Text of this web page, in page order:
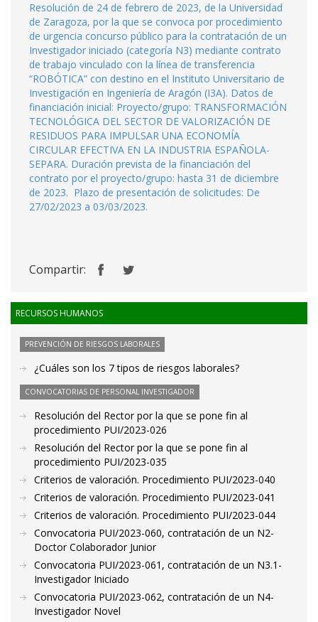
Resolución de 24 de febrero de 2023, de la Universidad
de Zaragoza, por la que se convoca por procedimiento
de urgencia concurso público para la contratación de un
Investigador iniciado (categoría N3) mediante contrato
de trabajo vinculado con la línea de transferencia
“ROBÓTICA” con destino en el Instituto Universitario de
Investigación en Ingeniería de Aragón (I3A). Datos de
financiación inicial: Proyecto/grupo: TRANSFORMACIÓN
TECNOLÓGICA DEL SECTOR DE VALORIZACIÓN DE
RESIDUOS PARA IMPULSAR UNA ECONOMÍA
CIRCULAR EFECTIVA EN LA INDUSTRIA ESPAÑOLA-
SEPARA. Duración prevista de la financiación del
contrato por el proyecto/grupo: hasta 31 de diciembre
de 2023. Plazo de presentación de solicitudes: De
27/02/2023 a 03/03/2023.
Compartir:
RECURSOS HUMANOS
PREVENCIÓN DE RIESGOS LABORALES
¿Cuáles son los 7 tipos de riesgos laborales?
CONVOCATORIAS DE PERSONAL INVESTIGADOR
Resolución del Rector por la que se pone fin al
procedimiento PUI/2023-026
Resolución del Rector por la que se pone fin al
procedimiento PUI/2023-035
Criterios de valoración. Procedimiento PUI/2023-040
Criterios de valoración. Procedimiento PUI/2023-041
Criterios de valoración. Procedimiento PUI/2023-044
Convocatoria PUI/2023-060, contratación de un N2-
Doctor Colaborador Junior
Convocatoria PUI/2023-061, contratación de un N3.1-
Investigador Iniciado
Convocatoria PUI/2023-062, contratación de un N4-
Investigador Novel